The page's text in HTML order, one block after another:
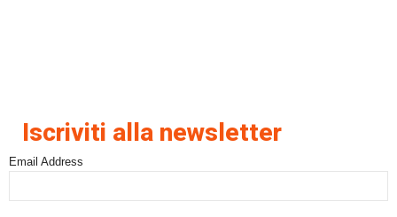
Iscriviti alla newsletter
Email Address